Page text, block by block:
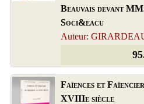
Beauvais devant
Soci&eacu
Auteur:
Faïences et
XVIIIe siècle